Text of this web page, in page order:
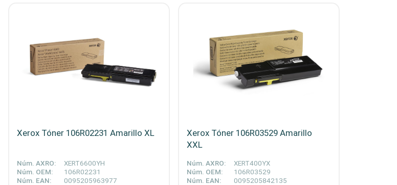
Xerox Tóner 106R02231 Amarillo XL
Núm. AXRO:
XERT6600YH
Núm. OEM:
106R02231
Núm. EAN:
0095205963977
Xerox Tóner 106R03529 Amarillo
XXL
Núm. AXRO:
XERT400YX
Núm. OEM:
106R03529
Núm. EAN:
0095205842135